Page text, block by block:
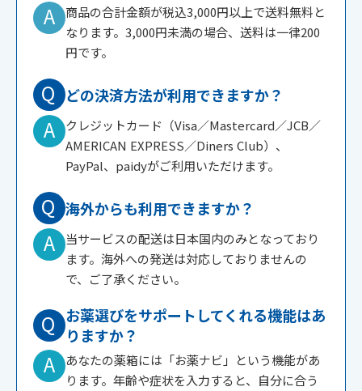
A
商品の合計金額が税込3,000円以上で送料無料と
なります。3,000円未満の場合、送料は一律200
円です。
Q どの決済方法が利用できますか？
A
クレジットカード（Visa／Mastercard／JCB／
AMERICAN EXPRESS／Diners Club）、
PayPal、paidyがご利用いただけます。
Q 海外からも利用できますか？
A
当サービスの配送は日本国内のみとなっており
ます。海外への発送は対応しておりませんの
で、ご了承ください。
Q お薬選びをサポートしてくれる機能はあ
りますか？
A
あなたの薬箱には「お薬ナビ」という機能があ
ります。年齢や症状を入力すると、自分に合う